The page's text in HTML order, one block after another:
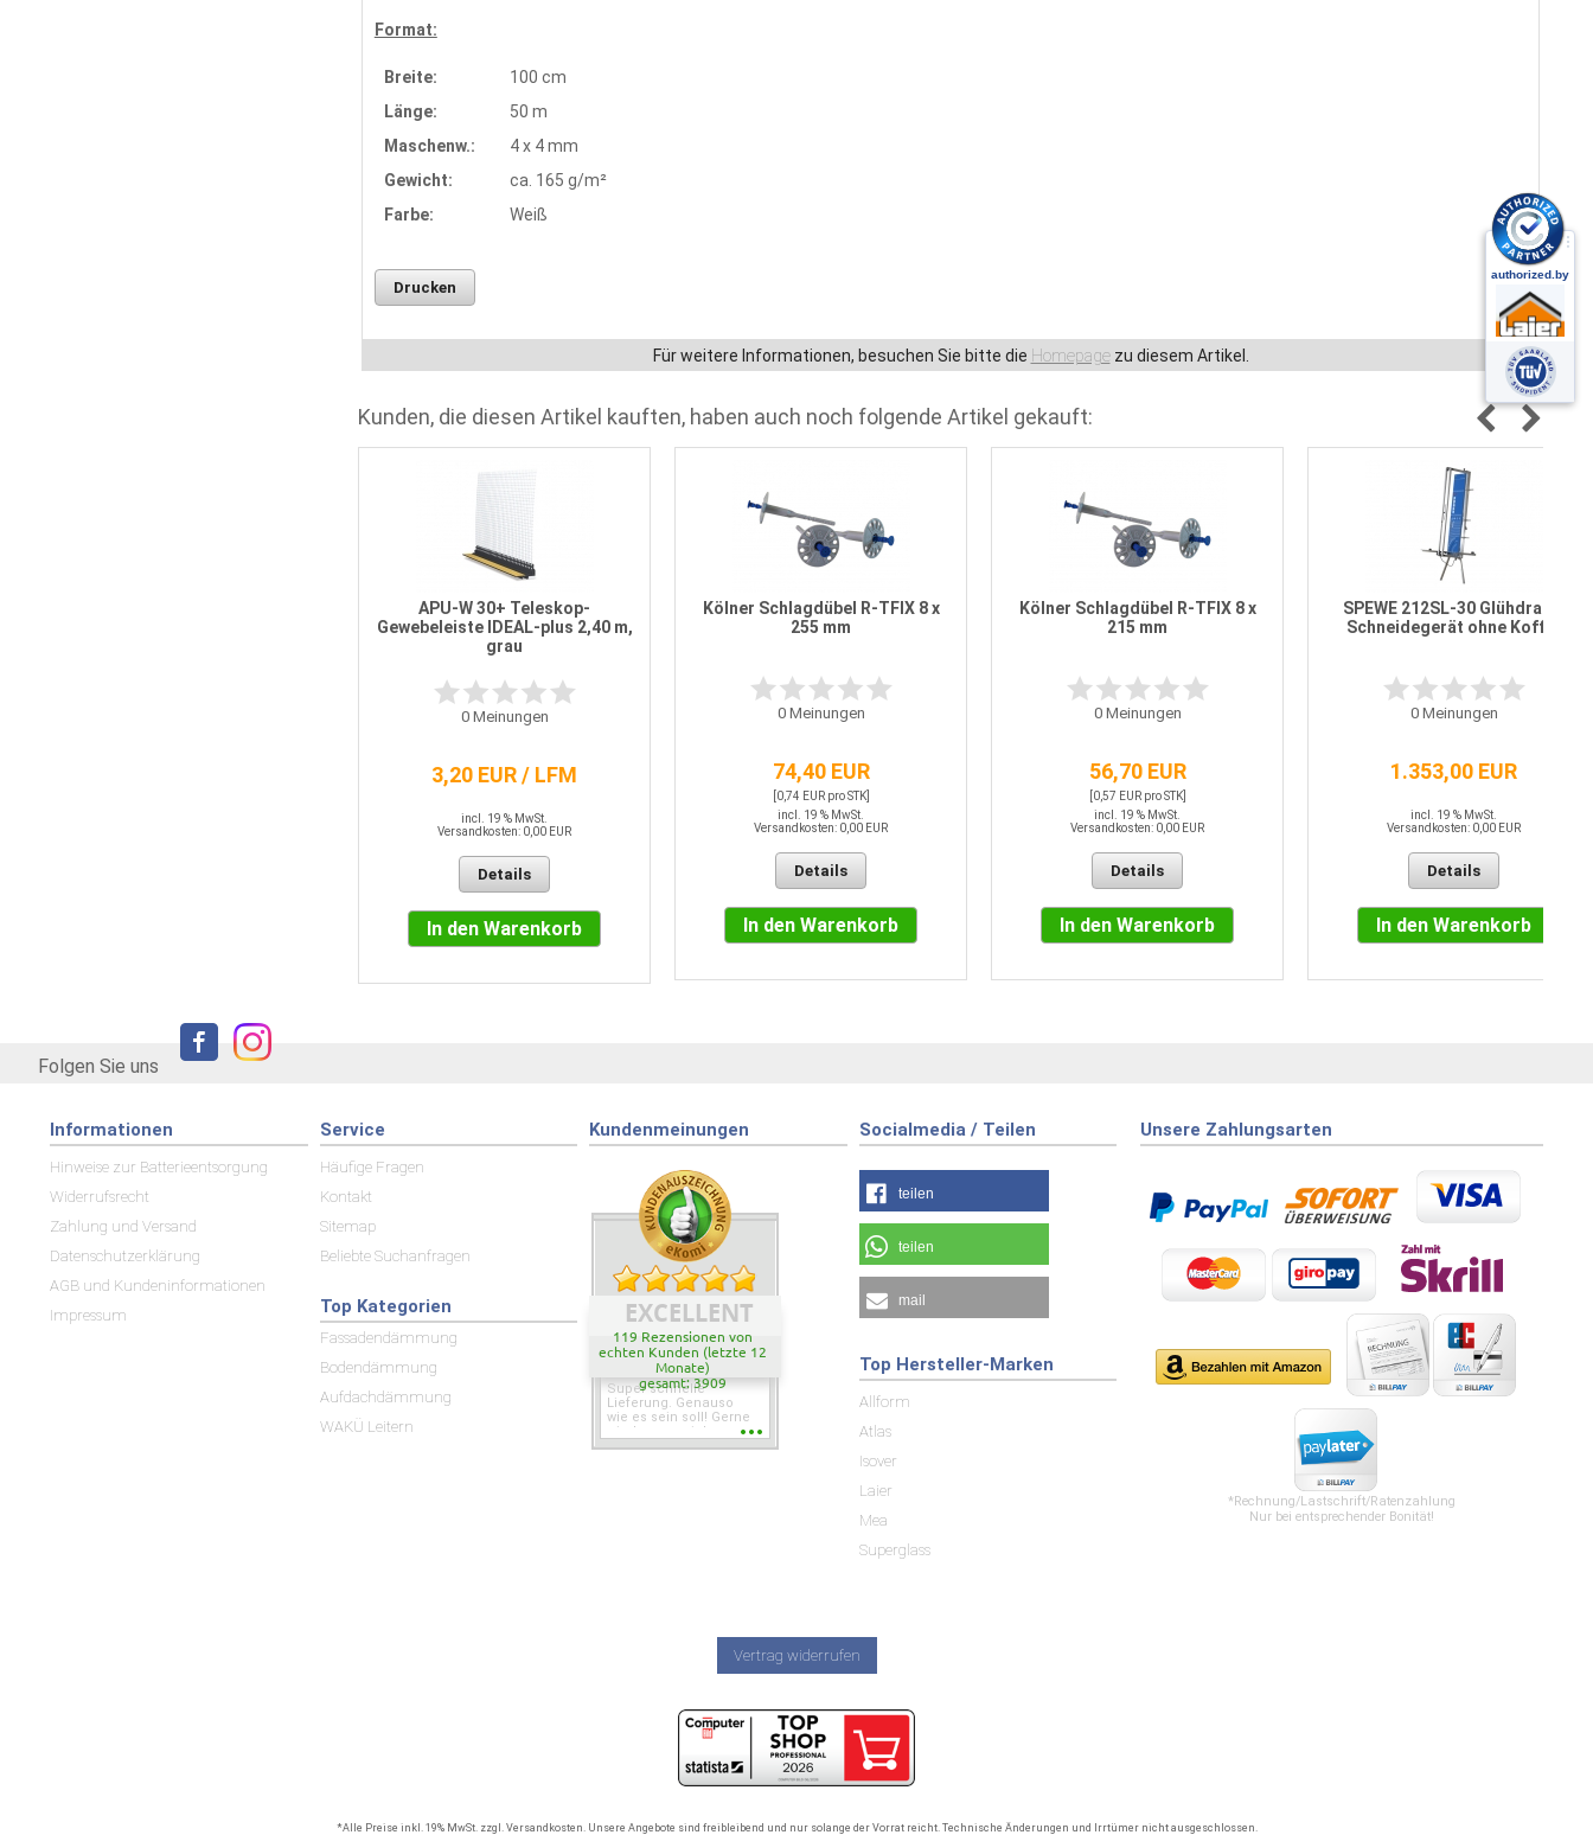
Format:
Breite:
100 cm
Länge:
50 m
Maschenw.:
4 x 4 mm
Gewicht:
ca. 165 g/m²
Farbe:
Weiß
Drucken
Für weitere Informationen, besuchen Sie bitte die Homepagezu diesem Artikel.
Kunden, die diesen Artikel kauften, haben auch noch folgende Artikel gekauft:
APU-W 30+ Teleskop-
Gewebeleiste IDEAL-plus 2,40 m,
grau
0Meinungen
3,20 EUR / LFM
incl. 19 % MwSt.
Versandkosten: 0,00 EUR
Details
In den Warenkorb
Kölner Schlagdübel R-TFIX 8 x
255 mm
0Meinungen
74,40 EUR
[0,74 EUR pro STK]
incl. 19 % MwSt.
Versandkosten: 0,00 EUR
Details
In den Warenkorb
Kölner Schlagdübel R-TFIX 8 x
215 mm
0Meinungen
56,70 EUR
[0,57 EUR pro STK]
incl. 19 % MwSt.
Versandkosten: 0,00 EUR
Details
In den Warenkorb
SPEWE 212SL-30 Glühdraht-
Schneidegerät ohne Koffer
0Meinungen
1.353,00 EUR
incl. 19 % MwSt.
Versandkosten: 0,00 EUR
Details
In den Warenkorb
Folgen Sie uns
Informationen
Hinweise zur Batterieentsorgung
Widerrufsrecht
Zahlung und Versand
Datenschutzerklärung
AGB und Kundeninformationen
Impressum
Service
Häufige Fragen
Kontakt
Sitemap
Beliebte Suchanfragen
Top Kategorien
Fassadendämmung
Bodendämmung
Aufdachdämmung
WAKÜ Leitern
Kundenmeinungen
EXCELLENT
119 Rezensionen von
echten Kunden (letzte 12
Monate)
gesamt: 3909
Super schnelle
Lieferung. Genauso
wie es sein soll! Gerne
wieder wenn ich was
Socialmedia / Teilen
teilen
teilen
mail
Unsere Zahlungsarten
*Rechnung/Lastschrift/Ratenzahlung
Nur bei entsprechender Bonität!
Top Hersteller-Marken
Allform
Atlas
Isover
Laier
Mea
Superglass
Vertrag widerrufen
*Alle Preise inkl. 19% MwSt. zzgl. Versandkosten. Unsere Angebote sind freibleibend und nur solange der Vorrat reicht. Technische Änderungen und Irrtümer nicht ausgeschlossen.